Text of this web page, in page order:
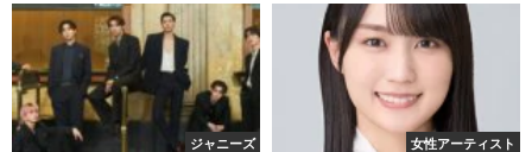
ジャニーズ 女性アーティスト